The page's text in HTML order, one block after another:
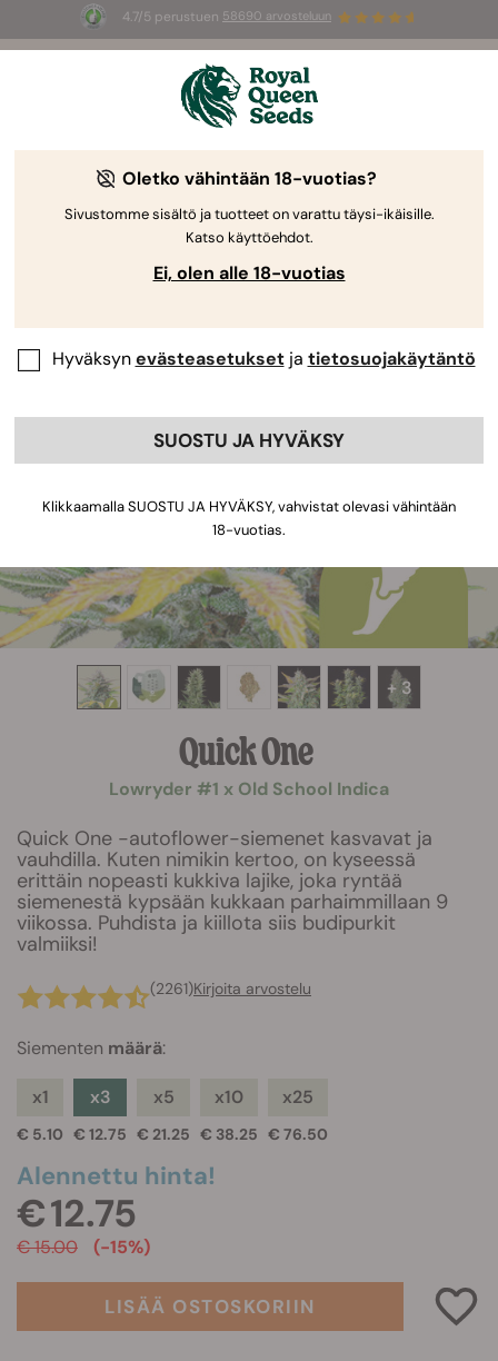
4.7/5 perustuen 58690 arvosteluun
3 White Widow Auto mag
+ 3
Quick One
Lowryder #1 x Old School Indica
Quick One -autoflower-siemenet kasvavat ja
vauhdilla. Kuten nimikin kertoo, on kyseessä
erittäin nopeasti kukkiva lajike, joka ryntää
siemenestä kypsään kukkaan parhaimmillaan 9
viikossa. Puhdista ja kiillota siis budipurkit
valmiiksi!
(2261)Kirjoita arvostelu
Siementen määrä:
x1
€ 5.10
x3
€ 12.75
x5
€ 21.25
x10
€ 38.25
x25
€ 76.50
Alennettu hinta!
€ 12.75
€ 15.00 (-15%)
LISÄÄ OSTOSKORIIN
Oletko vähintään 18-vuotias?
Sivustomme sisältö ja tuotteet on varattu täysi-ikäisille.
Katso käyttöehdot.
Ei, olen alle 18-vuotias
Hyväksynevästeasetuksetja tietosuojakäytäntö
SUOSTU JA HYVÄKSY
Klikkaamalla SUOSTU JA HYVÄKSY, vahvistat olevasi vähintään
18-vuotias.